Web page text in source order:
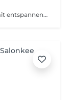
Beratung * waschen * Kopfhaut-Treatment mit entspannender Massage * Styling